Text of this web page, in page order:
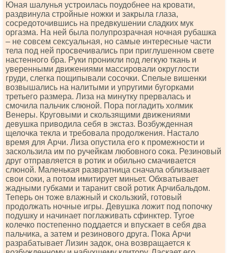
Юная шалунья устроилась поудобнее на кровати,
раздвинула стройные ножки и закрыла глаза,
сосредоточившись на предвкушении сладких мук
оргазма. На ней была полупрозрачная ночная рубашка
– не совсем сексуальная, но самые интересные части
тела под ней просвечивались при приглушенном свете
настенного бра. Руки проникли под легкую ткань и
уверенными движениями массировали округлости
груди, слегка пощипывали сосочки. Спелые вишенки
возвышались на налитыми и упругими бугорками
третьего размера. Лиза на минутку прервалась и
смочила пальчик слюной. Пора погладить холмик
Венеры. Круговыми и скользящими движениями
девушка приводила себя в экстаз. Возбужденная
щелочка текла и требовала продолжения. Настало
время для Арчи. Лиза опустила его к промежности и
заскользила им по ручейкам любовного сока. Резиновый
друг отправляется в ротик и обильно смачивается
слюной. Маленькая развратница сначала облизывает
свои соки, а потом имитирует миньет. Обхватывает
жадными губками и таранит свой ротик Арчибальдом.
Теперь он тоже влажный и скользкий, готовый
продолжать ночные игры. Девушка ложит под попочку
подушку и начинает поглаживать сфинктер. Тугое
колечко постепенно поддается и впускает в себя два
пальчика, а затем и резинового друга. Пока Арчи
разрабатывает Лизин задок, она возвращается к